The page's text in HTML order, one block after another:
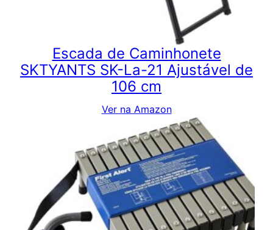
Escada de Caminhonete
SKTYANTS SK-La-21 Ajustável de
106 cm
Ver na Amazon